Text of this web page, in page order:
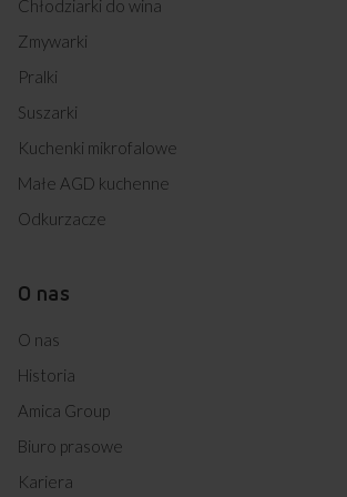
Chłodziarki do wina
Zmywarki
Pralki
Suszarki
Kuchenki mikrofalowe
Małe AGD kuchenne
Odkurzacze
O nas
O nas
Historia
Amica Group
Biuro prasowe
Kariera